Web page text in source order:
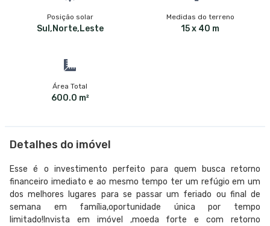
Posição solar
Sul,Norte,Leste
Medidas do terreno
15 x 40 m
Área Total
600.0 m²
Detalhes do imóvel
Esse é o investimento perfeito para quem busca retorno
financeiro imediato e ao mesmo tempo ter um refúgio em um
dos melhores lugares para se passar um feriado ou final de
semana em família,oportunidade única por tempo
limitado!Invista em imóvel ,moeda forte e com retorno